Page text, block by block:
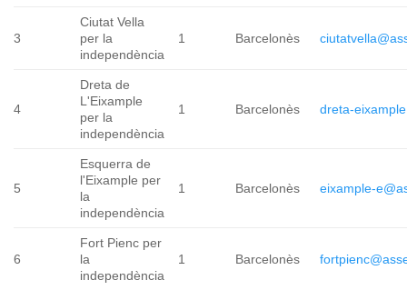
3
Ciutat Vella
per la
independència
1 Barcelonès
4
Dreta de
L'Eixample
per la
independència
1 Barcelonès dreta-
5
Esquerra de
l'Eixample per
la
independència
1 Barcelonès eixample-
6
Fort Pienc per
la
independència
1 Barcelonès